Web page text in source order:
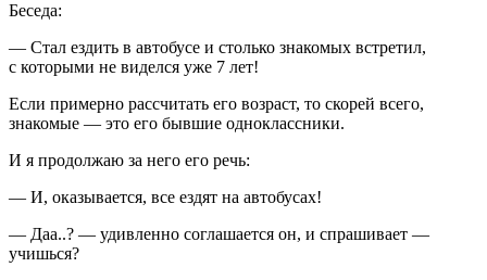
Беседа:
— Стал ездить в автобусе и столько знакомых встретил,
с которыми не виделся уже 7 лет!
Если примерно рассчитать его возраст, то скорей всего,
знакомые — это его бывшие одноклассники.
И я продолжаю за него его речь:
— И, оказывается, все ездят на автобусах!
— Даа..? — удивленно соглашается он, и спрашивает —
учишься?